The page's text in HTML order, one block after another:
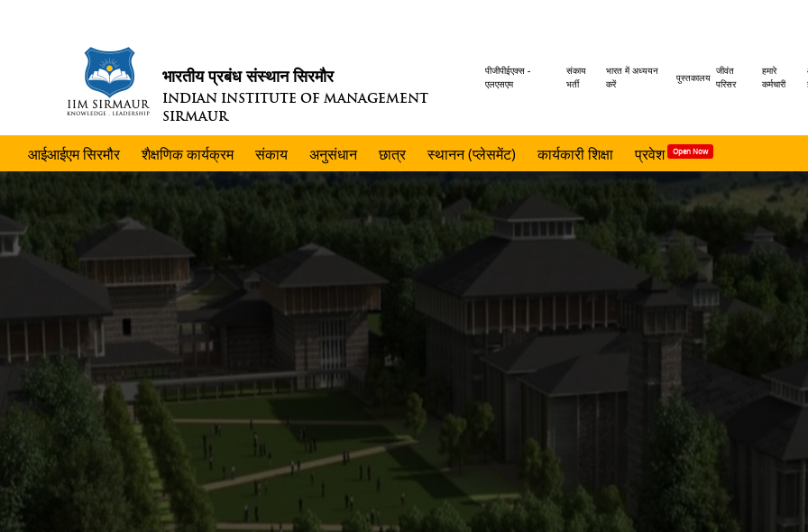
भारतीय प्रबंध संस्थान सिरमौर
INDIAN INSTITUTE OF MANAGEMENT
SIRMAUR
Header
पीजीपीईएक्स -
एलएसएम
संकाय
भर्ती
भारत में अध्ययन
करें
पुस्तकालय
जीवंत
परिसर
हमारे
कर्मचारी
आईआईएम सिरमौर शैक्षणिक कार्यक्रम संकाय अनुसंधान छात्र स्थानन (प्लेसमेंट) कार्यकारी शिक्षा प्रवेश